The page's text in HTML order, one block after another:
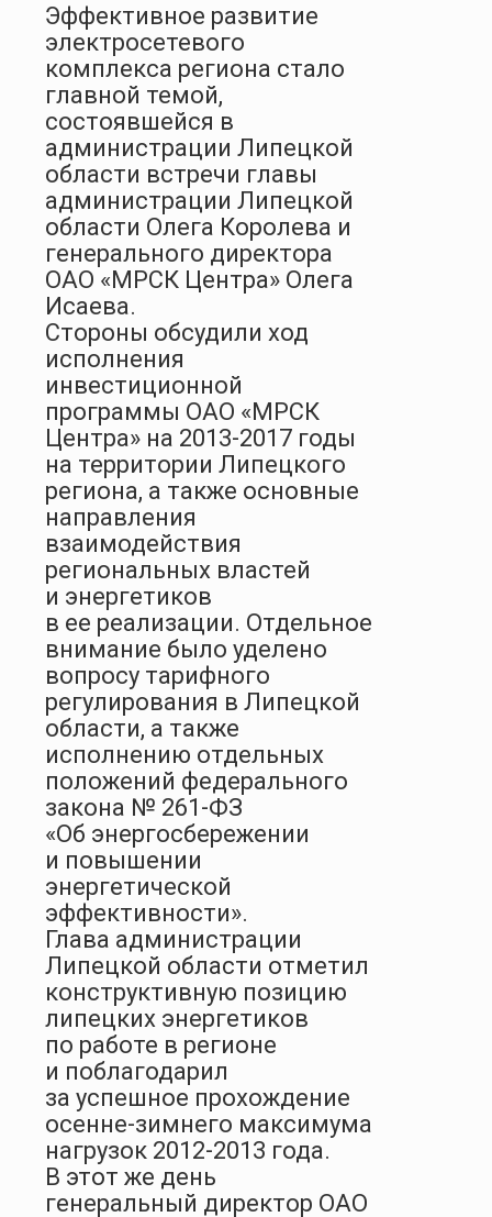
Эффективное развитие
электросетевого
комплекса региона стало
главной темой,
состоявшейся в
администрации Липецкой
области встречи главы
администрации Липецкой
области Олега Королева и
генерального директора
ОАО «МРСК Центра» Олега
Исаева.
Стороны обсудили ход
исполнения
инвестиционной
программы ОАО «МРСК
Центра» на 2013-2017 годы
на территории Липецкого
региона, а также основные
направления
взаимодействия
региональных властей
и энергетиков
в ее реализации. Отдельное
внимание было уделено
вопросу тарифного
регулирования в Липецкой
области, а также
исполнению отдельных
положений федерального
закона № 261-ФЗ
«Об энергосбережении
и повышении
энергетической
эффективности».
Глава администрации
Липецкой области отметил
конструктивную позицию
липецких энергетиков
по работе в регионе
и поблагодарил
за успешное прохождение
осенне-зимнего максимума
нагрузок 2012-2013 года.
В этот же день
генеральный директор ОАО